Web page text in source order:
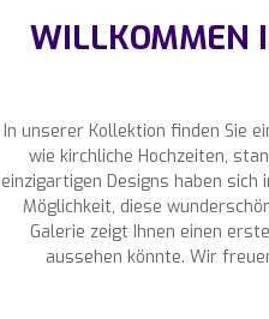
WILLKOMMEN
In unserer Kollektion finden Sie
wie kirchliche Hochzeiten,
einzigartigen Designs haben
Möglichkeit, diese
Galerie zeigt Ihnen einen
aussehen könnte. Wir